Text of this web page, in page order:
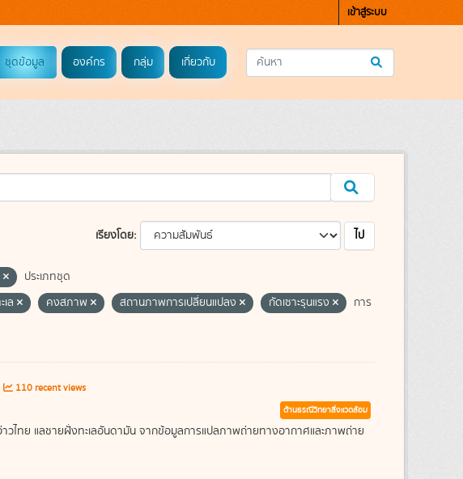
เข้าสู่ระบบ
ชุดข้อมูล องค์กร กลุ่ม เกี่ยวกับ
เรียงโดย ไป
ประเภทชุด
ล คงสภาพ สถานภาพการเปลี่ยนแปลง กัดเซาะรุนแรง
การ
110 recent views
ด้านธรณีวิทยาสิ่งแวดล้อม
วไทย แลชายฝั่งทะเลอันดามัน จากข้อมูลการแปลภาพถ่ายทางอากาศและภาพถ่าย